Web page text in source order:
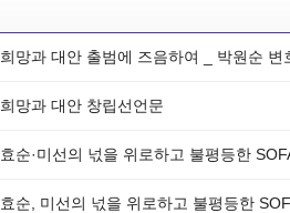
희망과 대안 출범에 즈음하여 _ 박원순 변
희망과 대안 창립선언문
효순·미선의 넋을 위로하고 불평등한
효순, 미선의 넋을 위로하고 불평등한